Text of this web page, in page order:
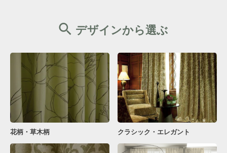
デザインから選ぶ
花柄・草木柄 クラシック・エレガント